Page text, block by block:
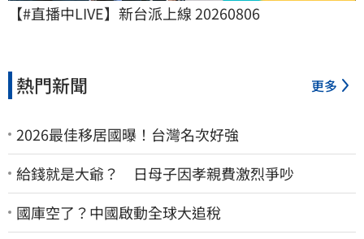
【#直播中LIVE】新台派上線 20260806
熱門新聞 更多
2026最佳移居國曝！台灣名次好強
給錢就是大爺？ 日母子因孝親費激烈爭吵
國庫空了？中國啟動全球大追稅